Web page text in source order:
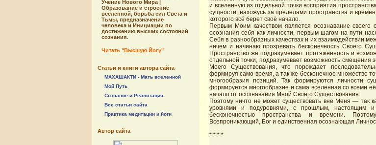
Учение Нового Мира |
Образование и строение
вселенной, борьба сил Света и
Тьмы, предназначение
человека и Инициации по
достижению высших состояний
сознания.
Читать "Высшую Йогу"
Статьи и книги автора сайта
МАХАШАКТИ - Мать вселенной
Мой Путь
Сознание и Реализация
Все статьи сайта
Практика медитации и йоги
Автор сайта
и вселенную из отдельной точки восприятия
сущности, нахожусь за пределами пространства и
которого всё берет своё начало.
Первым Моим качеством является осознавание своего
осознания себя как личности, первым шагом на пути
Себя в разнообразных качествах и их взаимодействии
ничем и начинаю прозревать бесконечность Своего
Пространство же подразумевает протяженность и
отдельной точки, подразумевает возможность смещения
Моего Существования, что порождает
формируя само время, а так же бесконечное множество
многообразия позиций. Так формируются личности
формируется многообразие и сама вселенная со всеми
начало от осознавания Мной Своего Существования.
Поэтому ничто не может существовать вне Меня — так
уровнями и подуровнями, с прошлым, настоящим
бесконечностью пространства и времени.
Всепроникающий, Бог и единственная осознающая
* * * *